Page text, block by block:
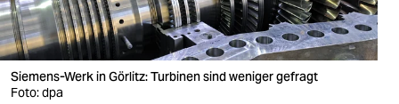
wahrheit
verlag
verlag
Siemens-Werk in Görlitz: Turbinen sind weniger gefragt
Foto: dpa